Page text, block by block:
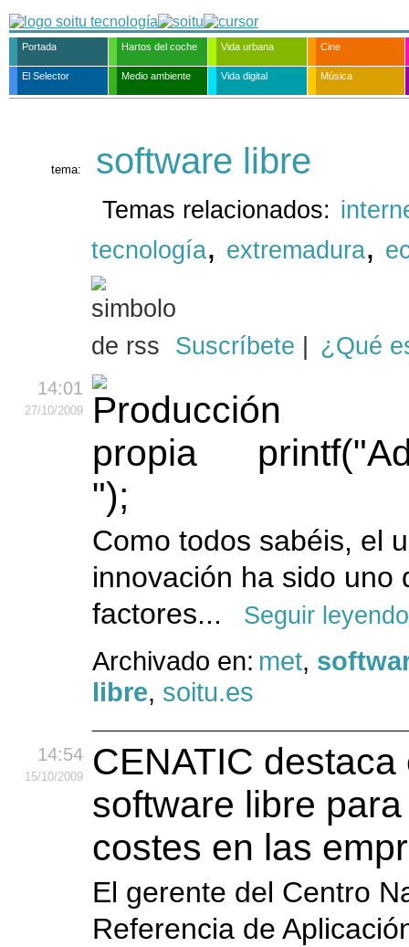
Portada Hartos del coche Vida urbana Cine
El Selector Medio ambiente Vida digital Música
tema: software libre
Temas relacionados:
tecnología, extremadura,
Suscríbete ¿Qué
14:01
27/10/2009
");
Como todos sabéis, el
innovación ha sido uno
factores...
Seguir leyendo
Archivado en: met,
libre, soitu.es
14:54
15/10/2009
CENATIC
software libre
costes en las
El gerente del Centro
Referencia de